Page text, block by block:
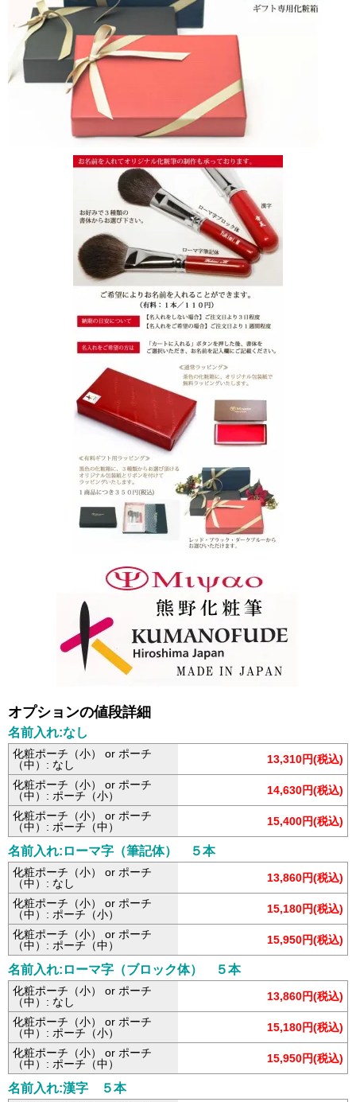
オプションの値段詳細
名前入れ:なし
化粧ポーチ（小） or ポーチ
（中）: なし
13,310円(税込)
化粧ポーチ（小） or ポーチ
（中）: ポーチ（小）
14,630円(税込)
化粧ポーチ（小） or ポーチ
（中）: ポーチ（中）
15,400円(税込)
名前入れ:ローマ字（筆記体） ５本
化粧ポーチ（小） or ポーチ
（中）: なし
13,860円(税込)
化粧ポーチ（小） or ポーチ
（中）: ポーチ（小）
15,180円(税込)
化粧ポーチ（小） or ポーチ
（中）: ポーチ（中）
15,950円(税込)
名前入れ:ローマ字（ブロック体） ５本
化粧ポーチ（小） or ポーチ
（中）: なし
13,860円(税込)
化粧ポーチ（小） or ポーチ
（中）: ポーチ（小）
15,180円(税込)
化粧ポーチ（小） or ポーチ
（中）: ポーチ（中）
15,950円(税込)
名前入れ:漢字 ５本